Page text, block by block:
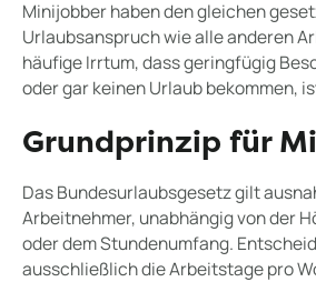
Minijobber haben den gleichen
Urlaubsanspruch wie alle anderen
häufige Irrtum, dass geringfügig
oder gar keinen Urlaub bekommen,
Grundprinzip für
Das Bundesurlaubsgesetz gilt
Arbeitnehmer, unabhängig von der
oder dem Stundenumfang.
ausschließlich die Arbeitstage pro